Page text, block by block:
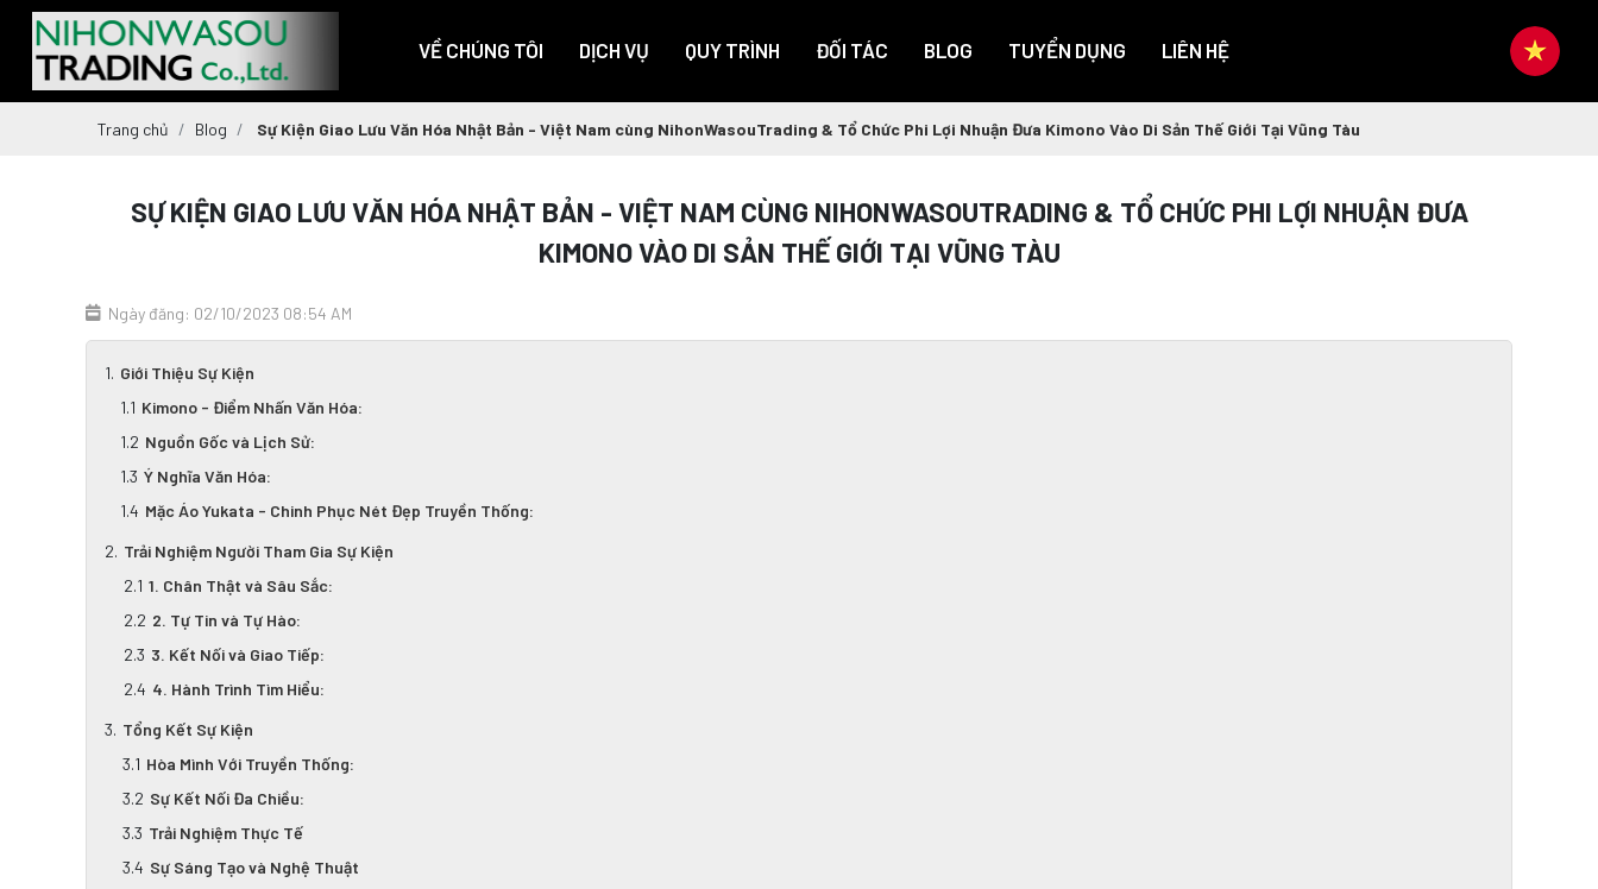
VỀ CHÚNG TÔI DỊCH VỤ QUY TRÌNH ĐỐI TÁC BLOG TUYỂN DỤNG LIÊN HỆ
Trang chủ Blog Sự Kiện Giao Lưu Văn Hóa Nhật Bản - Việt Nam cùng NihonWasouTrading & Tổ Chức Phi Lợi Nhuận Đưa Kimono Vào Di Sản Thế Giới Tại Vũng Tàu
SỰ KIỆN GIAO LƯU VĂN HÓA NHẬT BẢN - VIỆT NAM CÙNG NIHONWASOUTRADING & TỔ CHỨC PHI LỢI NHUẬN ĐƯA
KIMONO VÀO DI SẢN THẾ GIỚI TẠI VŨNG TÀU
Ngày đăng: 02/10/2023 08:54 AM
Giới Thiệu Sự Kiện
Kimono - Điểm Nhấn Văn Hóa:
Nguồn Gốc và Lịch Sử:
Ý Nghĩa Văn Hóa:
Mặc Áo Yukata - Chinh Phục Nét Đẹp Truyền Thống:
Trải Nghiệm Người Tham Gia Sự Kiện
1. Chân Thật và Sâu Sắc:
2. Tự Tin và Tự Hào:
3. Kết Nối và Giao Tiếp:
4. Hành Trình Tìm Hiểu:
Tổng Kết Sự Kiện
Hòa Mình Với Truyền Thống:
Sự Kết Nối Đa Chiều:
Trải Nghiệm Thực Tế
Sự Sáng Tạo và Nghệ Thuật